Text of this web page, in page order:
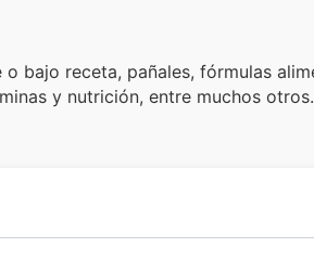
bajo receta, pañales, fórmulas
y nutrición, entre muchos otros.